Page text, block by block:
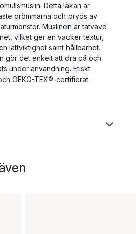
Detta lakan är
drömmarna och pryds av
Muslinen är tätvävd
vilket ger en vacker textur,
lättviktighet samt hållbarhet.
gör det enkelt att dra på och
under användning. Etiskt
OEKO-TEX®-certifierat.